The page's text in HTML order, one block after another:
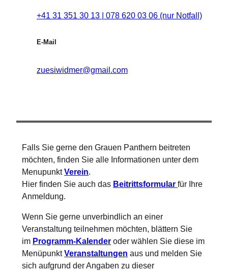
+41 31 351 30 13 | 078 620 03 06 (nur Notfall)
E-Mail
zuesiwidmer@gmail.com
Falls Sie gerne den Grauen Panthern beitreten
möchten, finden Sie alle Informationen unter dem
MenupunktVerein.
Hier finden Sie auch das Beitrittsformular für Ihre
Anmeldung.
Wenn Sie gerne unverbindlich an einer
Veranstaltung teilnehmen möchten, blättern Sie
im Programm-Kalender oder wählen Sie diese im
MenüpunktVeranstaltungen aus und melden Sie
sich aufgrund der Angaben zu dieser